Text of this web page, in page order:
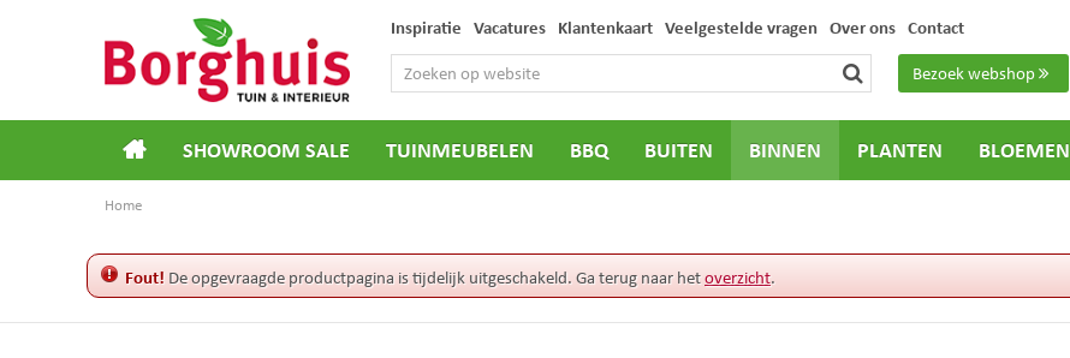
Home
Bezoek webshop
Inspiratie Vacatures Klantenkaart Veelgestelde vragen Over ons Contact
SHOWROOM SALE TUINMEUBELEN BBQ BUITEN BINNEN PLANTEN BLOEMEN
Fout! De opgevraagde productpagina is tijdelijk uitgeschakeld. Ga terug naar hetoverzicht.